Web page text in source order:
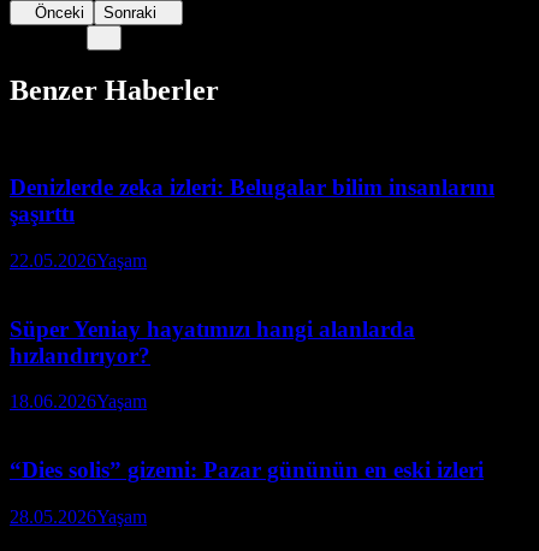
Önceki Sonraki
Benzer Haberler
Denizlerde zeka izleri: Belugalar bilim insanlarını
şaşırttı
22.05.2026Yaşam
Süper Yeniay hayatımızı hangi alanlarda
hızlandırıyor?
18.06.2026Yaşam
“Dies solis” gizemi: Pazar gününün en eski izleri
28.05.2026Yaşam